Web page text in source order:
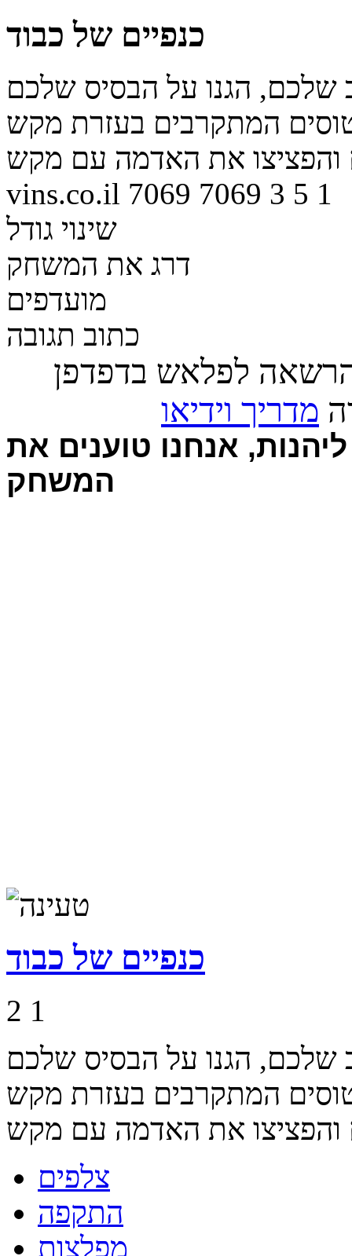
כנפיים של כבוד
הגנו על הבסיס שלכם
המתקרבים בעזרת מקש
vins.co.il 7069 7069 3 5 1
שינוי גודל
דרג את המשחק
מועדפים
כתוב תגובה
לפלאש בדפדפן
מדריך וידיאו
אנחנו טוענים את
המשחק
כנפיים של כבוד
2 1
הגנו על הבסיס שלכם
המתקרבים בעזרת מקש
צלפים
התקפה
מפלצות